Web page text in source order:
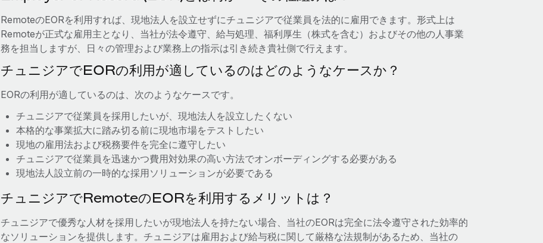
RemoteのEORを利用すれば、現地法人を設立せずにチュニジアで従業員を法的に雇用できます。形式上は
Remoteが正式な雇用主となり、当社が法令遵守、給与処理、福利厚生（株式を含む）およびその他の人事業
務を担当しますが、日々の管理および業務上の指示は引き続き貴社側で行えます。
チュニジアでEORの利用が適しているのはどのようなケースか？
EORの利用が適しているのは、次のようなケースです。
チュニジアで従業員を採用したいが、現地法人を設立したくない
本格的な事業拡大に踏み切る前に現地市場をテストしたい
現地の雇用法および税務要件を完全に遵守したい
チュニジアで従業員を迅速かつ費用対効果の高い方法でオンボーディングする必要がある
現地法人設立前の一時的な採用ソリューションが必要である
チュニジアでRemoteのEORを利用するメリットは？
チュニジアで優秀な人材を採用したいが現地法人を持たない場合、当社のEORは完全に法令遵守された効率的
なソリューションを提供します。チュニジアは雇用および給与税に関して厳格な法規制があるため、当社の